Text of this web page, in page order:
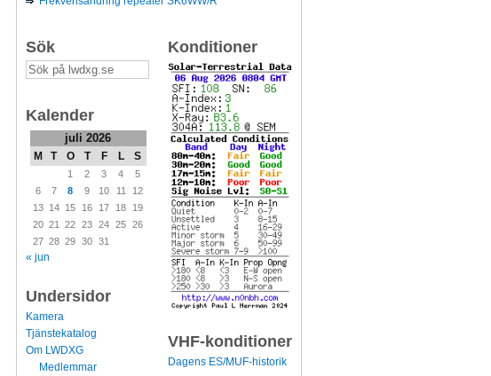
Sök
Kalender
juli 2026
M T O T F L S
1 2 3 4
5
6
7 8 9 10 11
12
13
14 15 16 17 18
19
20 21 22 23 24 25 26
27 28 29 30 31
« jun
Undersidor
Kamera
Tjänstekatalog
Om LWDXG
Medlemmar
Konditioner
VHF-konditioner
Dagens ES/MUF-historik